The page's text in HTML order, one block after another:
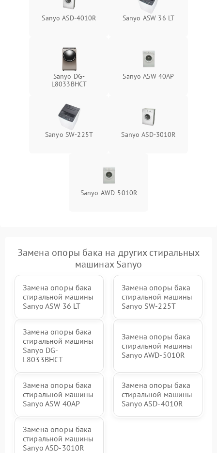
Sanyo ASD-4010R Sanyo ASW 36 LT
Sanyo DG-
L8033BHCT
Sanyo ASW 40AP
Sanyo SW-225T Sanyo ASD-3010R
Sanyo AWD-5010R
Замена опоры бака на других стиральных
машинах Sanyo
Замена опоры бака
стиральной машины
Sanyo ASW 36 LT
Замена опоры бака
стиральной машины
Sanyo SW-225T
Замена опоры бака
стиральной машины
Sanyo DG-
L8033BHCT
Замена опоры бака
стиральной машины
Sanyo AWD-5010R
Замена опоры бака
стиральной машины
Sanyo ASW 40AP
Замена опоры бака
стиральной машины
Sanyo ASD-4010R
Замена опоры бака
стиральной машины
Sanyo ASD-3010R